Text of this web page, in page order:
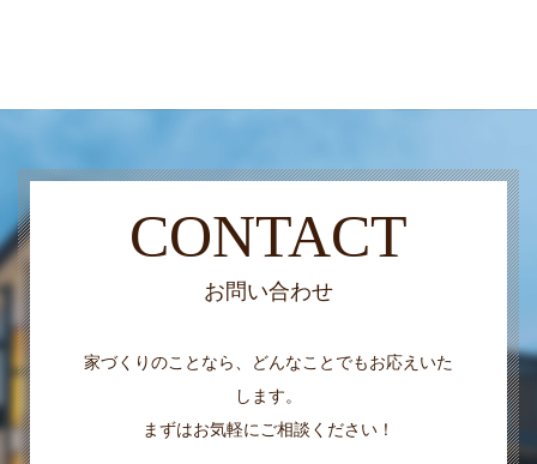
CONTACT
お問い合わせ
家づくりのことなら、どんなことでもお応えいた
します。
まずはお気軽にご相談ください！